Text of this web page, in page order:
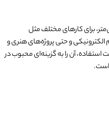
سبز با عرض 5 سانتی‌متر، برای کارهای مختلف مثل
و حتی پروژه‌های هنری و
آن را به گزینه‌ای محبوب در
است.